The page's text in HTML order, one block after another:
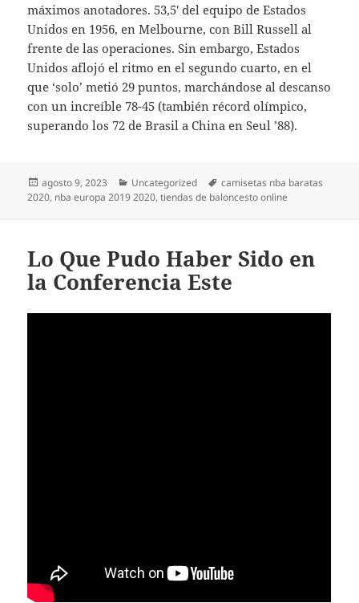
máximos anotadores. 53,5′ del equipo de Estados
Unidos en 1956, en Melbourne, con Bill Russell al
frente de las operaciones. Sin embargo, Estados
Unidos aflojó el ritmo en el segundo cuarto, en el
que ‘solo’ metió 29 puntos, marchándose al descanso
con un increíble 78-45 (también récord olímpico,
superando los 72 de Brasil a China en Seul ’88).
Publicado
el
agosto 9, 2023 Categorías
Uncategorized Etiquetas
camisetas nba baratas
2020, nba europa 2019 2020,tiendas de baloncesto online
Lo Que Pudo Haber Sido en
la Conferencia Este